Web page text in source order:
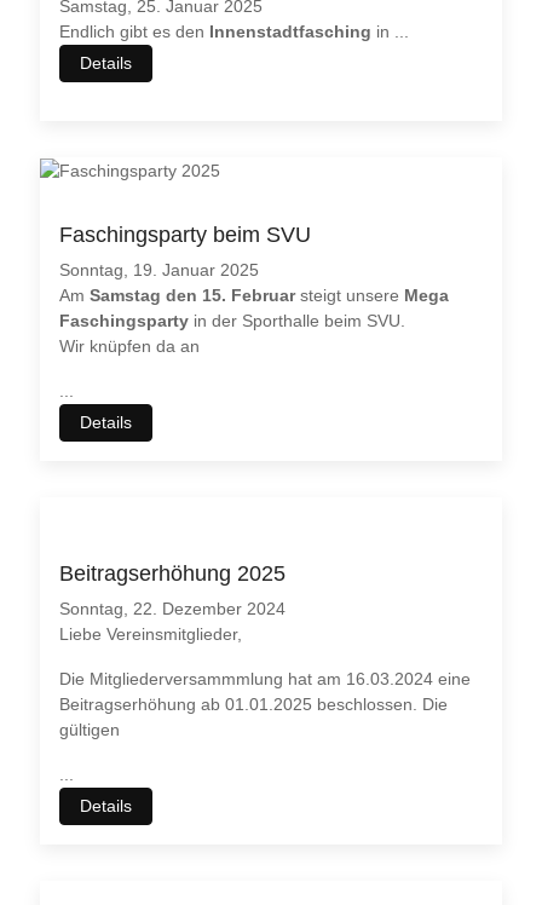
Samstag, 25. Januar 2025
Endlich gibt es den Innenstadtfasching in
Details
Faschingsparty beim SVU
Sonntag, 19. Januar 2025
AmSamstag den 15. Februarsteigt unsere Mega
Faschingsparty in der Sporthalle beim SVU.
Wir knüpfen da an
Details
Beitragserhöhung 2025
Sonntag, 22. Dezember 2024
Liebe Vereinsmitglieder,
Die Mitgliederversammmlung hat am 16.03.2024 eine
Beitragserhöhung ab 01.01.2025 beschlossen. Die
gültigen
Details